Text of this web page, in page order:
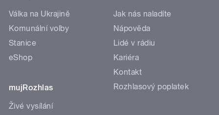
Válka na Ukrajině
Komunální volby
Stanice
eShop
mujRozhlas
Živé vysílání
Jak nás naladíte
Nápověda
Lidé v rádiu
Kariéra
Kontakt
Rozhlasový poplatek